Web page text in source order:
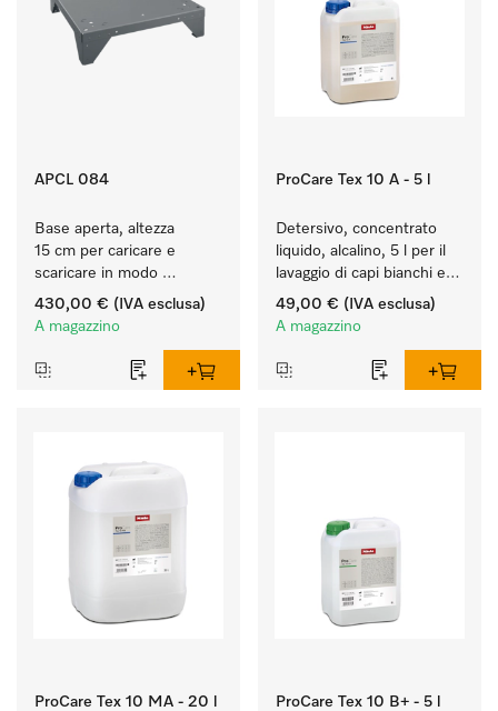
APCL 084
Base aperta, altezza
15 cm per caricare e
scaricare in modo
ergonomico la lavatrice e
l'essiccatoio.
430,00 € (IVA esclusa)
A magazzino
ProCare Tex 10 A - 5 l
Detersivo, concentrato
liquido, alcalino, 5 l per il
lavaggio di capi bianchi e
colorati resistenti.
49,00 € (IVA esclusa)
A magazzino
ProCare Tex 10 MA - 20 l ProCare Tex 10 B+ - 5 l